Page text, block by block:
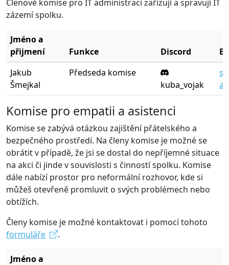
Členové komise pro IT administraci zařizují a spravují IT
zázemí spolku.
Jméno a
přijmení
Funkce Discord
Jakub
Šmejkal
Předseda komise
kuba_vojak
Komise pro empatii a asistenci
Komise se zabývá otázkou zajištění přátelského a
bezpečného prostředí. Na členy komise je možné se
obrátit v případě, že jsi se dostal do nepříjemné situace
na akci či jinde v souvislosti s činností spolku. Komise
dále nabízí prostor pro neformální rozhovor, kde si
můžeš otevřeně promluvit o svých problémech nebo
obtížích.
Členy komise je možné kontaktovat i pomocí tohoto
formuláře
.
Jméno a